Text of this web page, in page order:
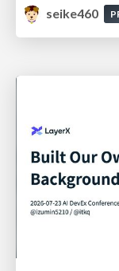
seike460